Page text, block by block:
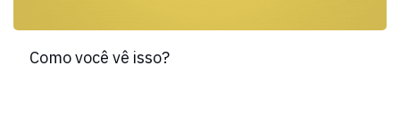
Como você vê isso?